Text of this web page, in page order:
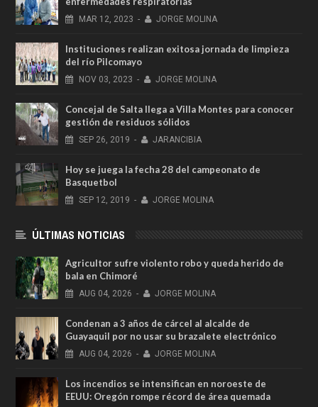
MAR 12, 2023 - JORGE MOLINA
Instituciones realizan exitosa jornada de limpieza
del río Pilcomayo
NOV 03, 2023 - JORGE MOLINA
Concejal de Salta llega a Villa Montes para conocer
gestión de residuos sólidos
SEP 26, 2019 - JARANCIBIA
Hoy se juega la fecha 28 del campeonato de
Basquetbol
SEP 12, 2019 - JORGE MOLINA
ÚLTIMAS NOTICIAS
Agricultor sufre violento robo y queda herido de
bala en Chimoré
AUG 04, 2026 - JORGE MOLINA
Condenan a 3 años de cárcel al alcalde de
Guayaquil por no usar su brazalete electrónico
AUG 04, 2026 - JORGE MOLINA
Los incendios se intensifican en noroeste de
EEUU: Oregón rompe récord de área quemada